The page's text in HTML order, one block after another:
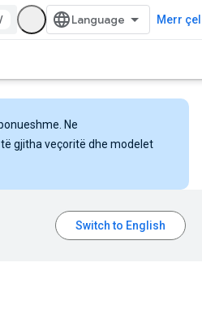
/ Merr
Ne
gjitha veçoritë dhe modelet